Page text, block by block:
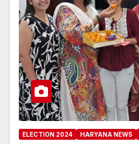
ELECTION 2024 HARYANA NEWS